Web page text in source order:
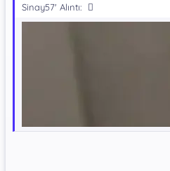
Sinay57' Alıntı: